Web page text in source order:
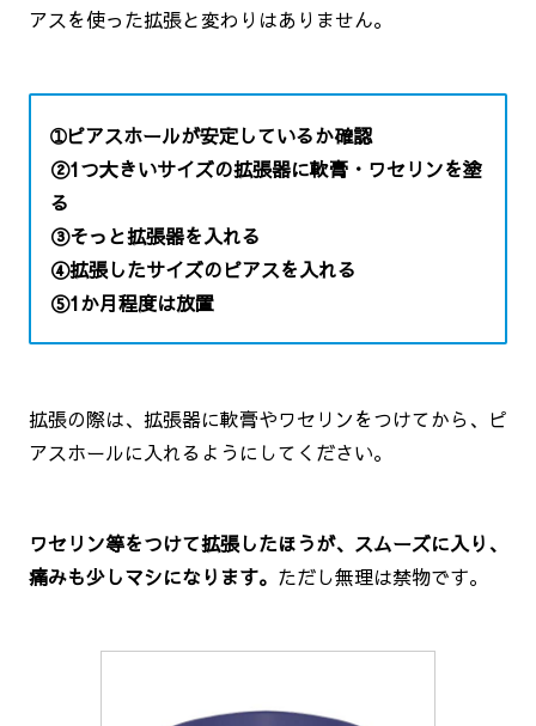
アスを使った拡張と変わりはありません。
➀ピアスホールが安定しているか確認
②1つ大きいサイズの拡張器に軟膏・ワセリンを塗
る
③そっと拡張器を入れる
④拡張したサイズのピアスを入れる
⑤1か月程度は放置
拡張の際は、拡張器に軟膏やワセリンをつけてから、ピ
アスホールに入れるようにしてください。
ワセリン等をつけて拡張したほうが、スムーズに入り、
痛みも少しマシになります。 ただし無理は禁物です。